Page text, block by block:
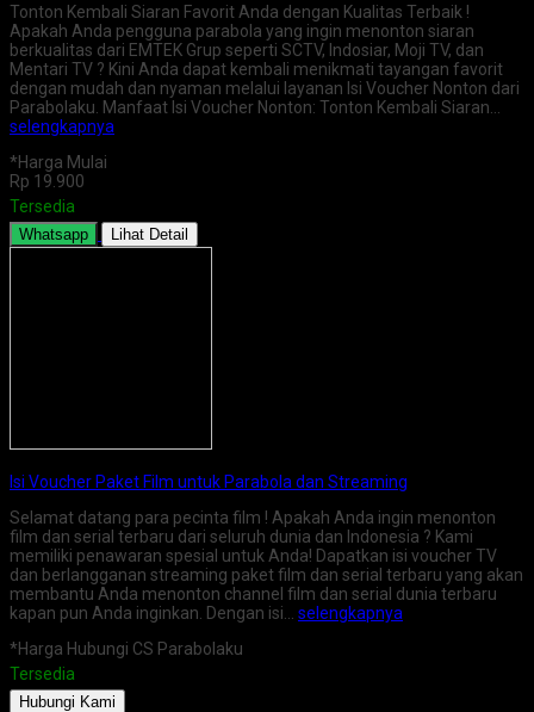
Tonton Kembali Siaran Favorit Anda dengan Kualitas Terbaik !
Apakah Anda pengguna parabola yang ingin menonton siaran
berkualitas dari EMTEK Grup seperti SCTV, Indosiar, Moji TV, dan
Mentari TV ? Kini Anda dapat kembali menikmati tayangan favorit
dengan mudah dan nyaman melalui layanan Isi Voucher Nonton dari
Parabolaku. Manfaat Isi Voucher Nonton: Tonton Kembali Siaran…
selengkapnya
*Harga Mulai
Rp 19.900
Tersedia
Whatsapp Lihat Detail
Isi Voucher Paket Film untuk Parabola dan Streaming
Selamat datang para pecinta film ! Apakah Anda ingin menonton
film dan serial terbaru dari seluruh dunia dan Indonesia ? Kami
memiliki penawaran spesial untuk Anda! Dapatkan isi voucher TV
dan berlangganan streaming paket film dan serial terbaru yang akan
membantu Anda menonton channel film dan serial dunia terbaru
kapan pun Anda inginkan. Dengan isi… selengkapnya
*Harga Hubungi CS Parabolaku
Tersedia
Hubungi Kami